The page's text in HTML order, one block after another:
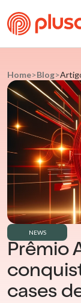
Home>Blog>
NEWS
Prêmio
cases